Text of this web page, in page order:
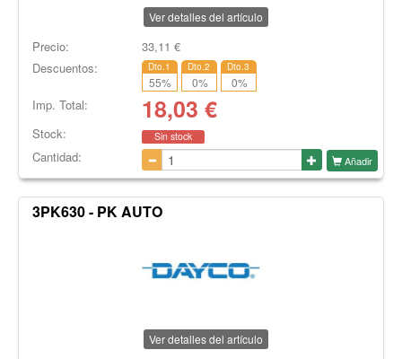
Ver detalles del artículo
Precio: 33,11 €
Descuentos:
Dto.1
55%
Dto.2
0%
Dto.3
0%
Imp. Total: 18,03 €
Stock: Sin stock
Cantidad: Añadir
3PK630 - PK AUTO
Ver detalles del artículo